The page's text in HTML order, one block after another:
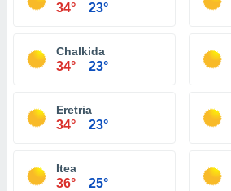
34° 23°
Chalkida
34° 23°
Eretria
34° 23°
Itea
36° 25°